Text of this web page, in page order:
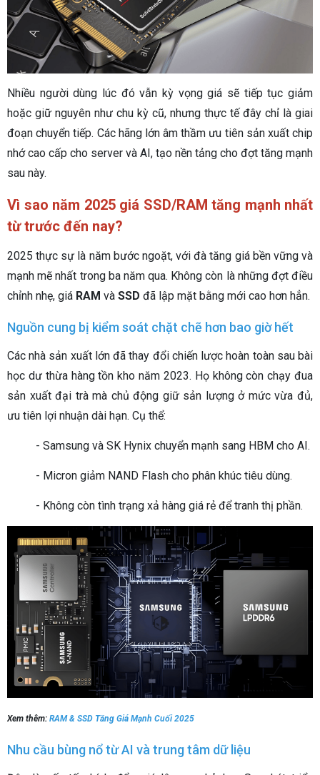
Nhiều người dùng lúc đó vẫn kỳ vọng giá sẽ tiếp tục giảm
hoặc giữ nguyên như chu kỳ cũ, nhưng thực tế đây chỉ là giai
đoạn chuyển tiếp. Các hãng lớn âm thầm ưu tiên sản xuất chip
nhớ cao cấp cho server và AI, tạo nền tảng cho đợt tăng mạnh
sau này.
Vì sao năm 2025 giá SSD/RAM tăng mạnh nhất
từ trước đến nay?
2025 thực sự là năm bước ngoặt, với đà tăng giá bền vững và
mạnh mẽ nhất trong ba năm qua. Không còn là những đợt điều
chỉnh nhẹ, giá RAM và SSD đã lập mặt bằng mới cao hơn hẳn.
Nguồn cung bị kiểm soát chặt chẽ hơn bao giờ hết
Các nhà sản xuất lớn đã thay đổi chiến lược hoàn toàn sau bài
học dư thừa hàng tồn kho năm 2023. Họ không còn chạy đua
sản xuất đại trà mà chủ động giữ sản lượng ở mức vừa đủ,
ưu tiên lợi nhuận dài hạn. Cụ thể:
- Samsung và SK Hynix chuyển mạnh sang HBM cho AI.
- Micron giảm NAND Flash cho phân khúc tiêu dùng.
- Không còn tình trạng xả hàng giá rẻ để tranh thị phần.
Xem thêm: RAM & SSD Tăng Giá Mạnh Cuối 2025
Nhu cầu bùng nổ từ AI và trung tâm dữ liệu